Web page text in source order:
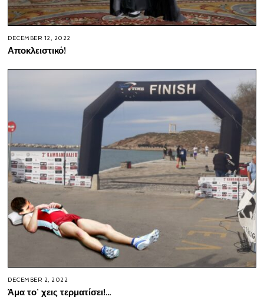
DECEMBER 12, 2022
Αποκλειστικό!
DECEMBER 2, 2022
Άμα το’ χεις τερματίσει!…